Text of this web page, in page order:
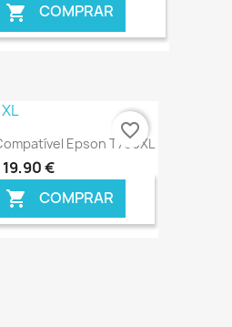
 COMPRAR
€ ONLINE
Epson T790XL
19,90 €
 COMPRAR
favorite_border